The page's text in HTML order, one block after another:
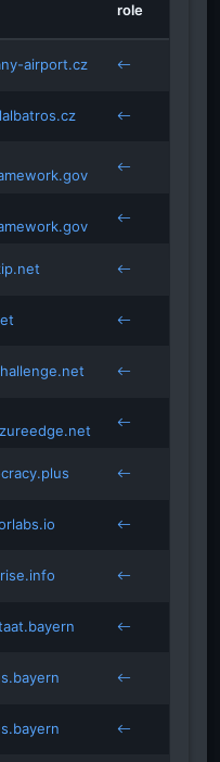
role
airport.cz